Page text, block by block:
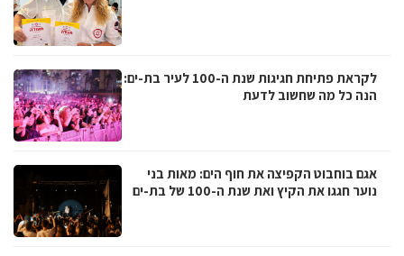
לקראת פתיחת חגיגות שנת ה-100 לעיר בת-ים:
הנה כל מה שחשוב לדעת
אגם בוחבוט הקפיצה את חוף הים: מאות בני
נוער חגגו את הקיץ ואת שנת ה-100 של בת-ים